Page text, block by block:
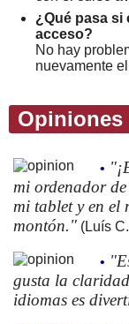
¿Qué pasa si
acceso?
No hay
nuevamente
Opiniones
•
mi ordenador
mi tablet y en el
montón." (Luís
•
gusta la
idiomas es